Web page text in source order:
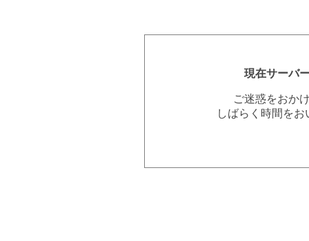
現在サーバ
ご迷惑をおか
しばらく時間を